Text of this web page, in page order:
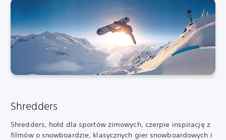
Shredders
Shredders, hołd dla sportów zimowych, czerpie inspirację z
filmów o snowboardzie, klasycznych gier snowboardowych i